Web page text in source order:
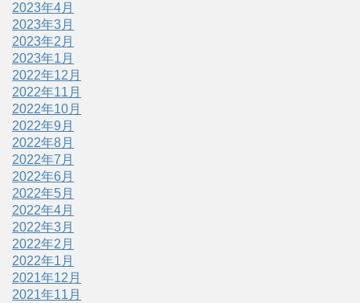
2023年4月
2023年3月
2023年2月
2023年1月
2022年12月
2022年11月
2022年10月
2022年9月
2022年8月
2022年7月
2022年6月
2022年5月
2022年4月
2022年3月
2022年2月
2022年1月
2021年12月
2021年11月